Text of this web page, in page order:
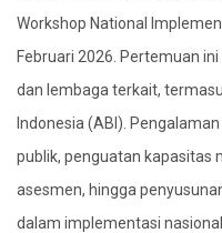
Workshop National
Februari 2026. Pertemuan
dan lembaga terkait,
Indonesia (ABI).
publik, penguatan kapasitas
asesmen, hingga
dalam implementasi